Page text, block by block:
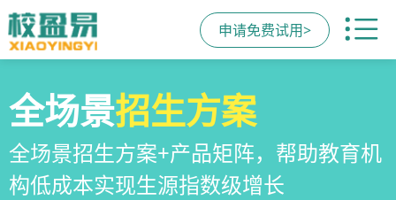
申请免费试用>
校区运营管理系统
教培机构数字化全场景运营管理系统，
全方位解决学校经营管理难题
全场景招生方案
全场景招生方案+产品矩阵，帮助教育机
构低成本实现生源指数级增长
教培机构小程序
一部手机链接机构、学员、家长，管理
更便捷，互动零距离，体验更满意